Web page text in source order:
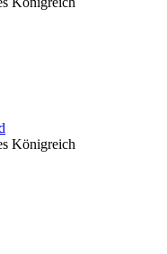
Königreich